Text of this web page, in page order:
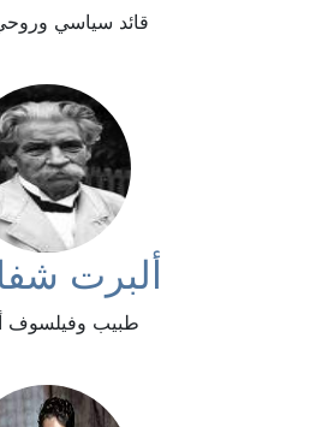
قائد سياسي
ألبرت
طبيب وفيلسوف